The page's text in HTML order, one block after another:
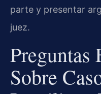
parte y presentar
juez.
Preguntas
Sobre